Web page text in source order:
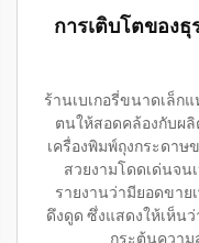
การเติบโตของ
ร้านเบเกอรี่ขนาดเล็ก
ตนให้สอดคล้องกับผ
เครื่องพิมพ์ถุงกระดาษ
สวยงามโดดเด่นจน
รายงานว่ามียอดขา
ดึงดูด ซึ่งแสดงให้เห็น
กระตุ้นความ